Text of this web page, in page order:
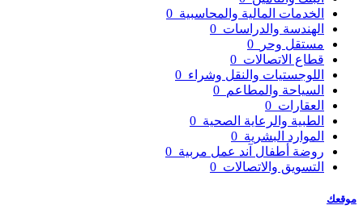
الخدمات المالية والمحاسبية
الهندسة والدراسات
مستقل وحر
قطاع الاتصالات
اللوجستيات والنقل وشراء
السياحة والمطاعم
العقارات
الطبية والرعاية الصحية
الموارد البشرية
روضة أطفال آند عمل مربية
التسويق والاتصالات
موقعك